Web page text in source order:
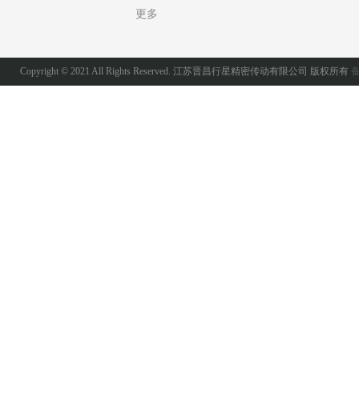
更多
Copyright © 2021 All Rights Reserved. 江苏晋昌行星精密传动有限公司 版权所有